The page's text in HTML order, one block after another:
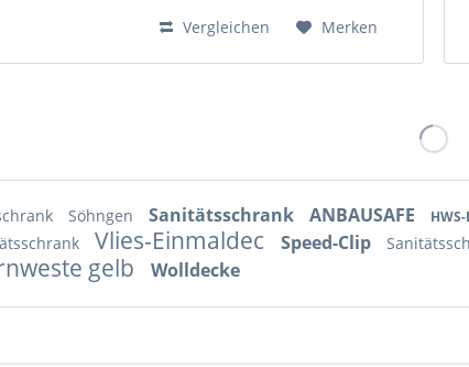
Vergleichen Merken
Söhngen Sanitätsschrank ANBAUSAFE
Vlies-Einmaldec Speed-Clip
gelb Wolldecke